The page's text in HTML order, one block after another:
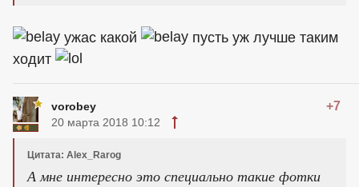
ужас какой
пусть уж лучше таким
ходит
vorobey +7
20 марта 2018 10:12
Цитата: Alex_Rarog
А мне интересно это специально такие фотки